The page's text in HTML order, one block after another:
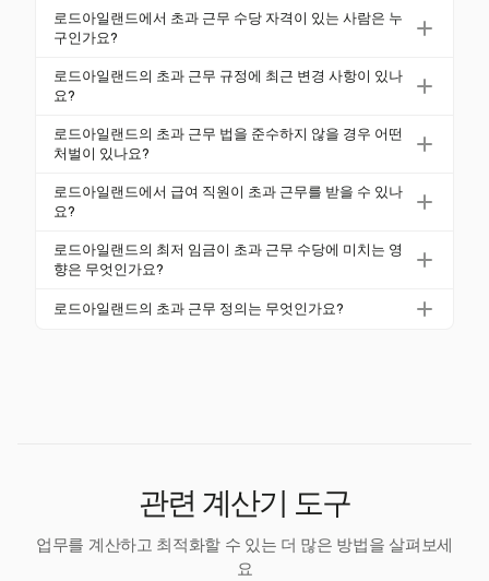
근무 시간에 관계없이 일요일 및 특정 공휴일에 근무할
경우에도 시간당 1.5배의 급여를 받는다는 것입니다.
로드아일랜드에서 일요일 및 특정 공휴일에 근무할 경
우 프리미엄 급여는 정규 급여의 1.5배로 계산됩니다.
과하여 근무할 경우 주간 초과 근무 요건을 충족하는
데 포함될 수 있습니다.
로드아일랜드에서 초과 근무 수당 자격이 있는 사람은 누
구인가요?
일반적으로 비면제 직원, 즉 대부분의 시간제 근로자가
로드아일랜드에서 초과 근무 수당 자격이 있습니다. 특
제가 적용됩니다.
로드아일랜드의 초과 근무 규정에 최근 변경 사항이 있나
요?
네, 2025년 8월 17일부터 시행되는 새로운 규정이 소
매업체에 영향을 미쳐 일요일/공휴일 프리미엄 급여가
한, 최저 임금은 2025년부터 2027년까지 점진적으로
인상될 예정입니다.
로드아일랜드의 초과 근무 법을 준수하지 않을 경우 어떤
처벌이 있나요?
초과 근무 법을 준수하지 않는 고용주는 체불 급여 청
구를 포함한 처벌에 직면할 수 있습니다. 직원은 로드
거나 법원에 직접 1년 이내에 청구를 제기할 수 있습니
다.
로드아일랜드에서 급여 직원이 초과 근무를 받을 수 있나
요?
네, 비면제로 분류된 급여 직원은 초과 근무를 받을 수
있습니다. 그들은 특정 기준을 충족해야 하며, 2024년
$844입니다.
로드아일랜드의 최저 임금이 초과 근무 수당에 미치는 영
향은 무엇인가요?
2025년 1월 1일부터 로드아일랜드의 최저 임금은 시
로드아일랜드의 초과 근무 정의는 무엇인가요?
관련 계산기 도구
업무를 계산하고 최적화할 수 있는 더 많은 방법을 살펴보세
요